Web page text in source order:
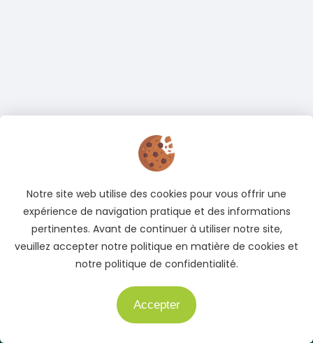
Téléphone
+225 05 04 78 83 83
+225 01 40 51 51 04
info@auto.ci
Notre site web utilise des cookies pour vous offrir une
expérience de navigation pratique et des informations
pertinentes. Avant de continuer à utiliser notre site,
veuillez accepter notre politique en matière de cookies et
notre politique de confidentialité.
Accepter